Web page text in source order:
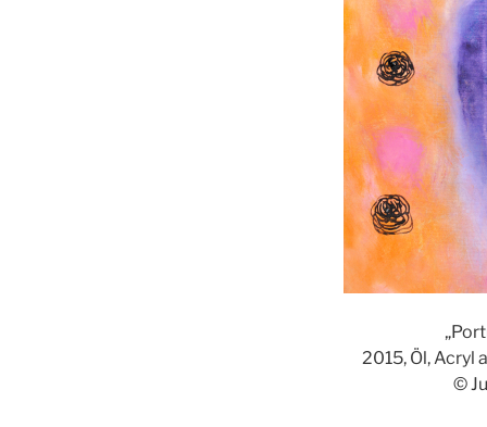
2015, Öl, Acryl
©